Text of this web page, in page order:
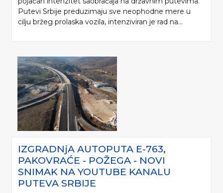
Putevi Srbije preduzimaju sve neophodne mere u
cilju bržeg prolaska vozila, intenziviran je rad na...
IZGRADNjA AUTOPUTA E-763,
PAKOVRAĆE - POŽEGA - NOVI
SNIMAK NA YOUTUBE KANALU
PUTEVA SRBIJE